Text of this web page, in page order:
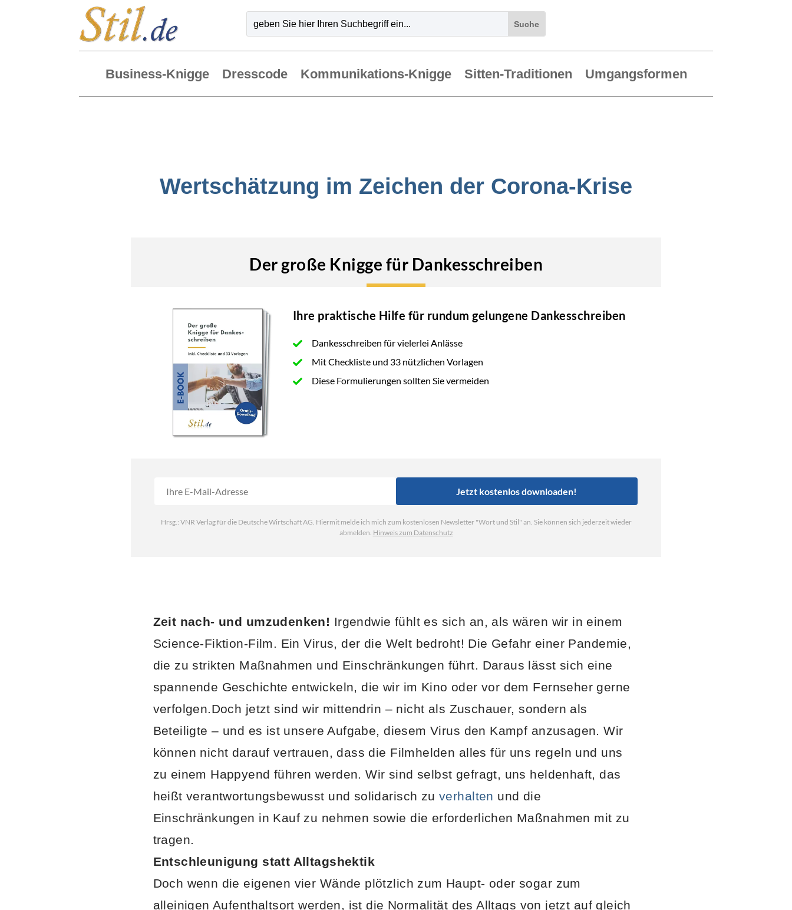
Business-Knigge Dresscode Kommunikations-Knigge Sitten-Traditionen Umgangsformen
Wertschätzung im Zeichen der Corona-Krise
Zeit nach- und umzudenken! Irgendwie fühlt es sich an, als wären wir in einem
Science-Fiktion-Film. Ein Virus, der die Welt bedroht! Die Gefahr einer Pandemie,
die zu strikten Maßnahmen und Einschränkungen führt. Daraus lässt sich eine
spannende Geschichte entwickeln, die wir im Kino oder vor dem Fernseher gerne
verfolgen.Doch jetzt sind wir mittendrin – nicht als Zuschauer, sondern als
Beteiligte – und es ist unsere Aufgabe, diesem Virus den Kampf anzusagen. Wir
können nicht darauf vertrauen, dass die Filmhelden alles für uns regeln und uns
zu einem Happyend führen werden. Wir sind selbst gefragt, uns heldenhaft, das
heißt verantwortungsbewusst und solidarisch zuverhalten und die
Einschränkungen in Kauf zu nehmen sowie die erforderlichen Maßnahmen mit zu
tragen.
Entschleunigung statt Alltagshektik
Doch wenn die eigenen vier Wände plötzlich zum Haupt- oder sogar zum
alleinigen Aufenthaltsort werden, ist die Normalität des Alltags von jetzt auf gleich